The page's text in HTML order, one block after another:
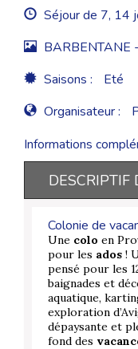
Séjour de 7, 14
BARBENTANE
Saisons :
Eté
Organisateur :
Informations
DESCRIPTIF
Colonie de
Une colo en
pour les ados !
pensé pour les
baignades et
aquatique,
exploration
dépaysante et
fond des